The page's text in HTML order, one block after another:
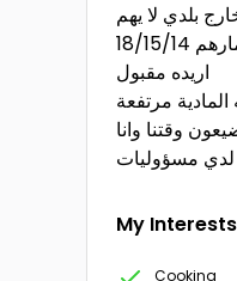
بلدي لا يهم
14
اريده مقبول
مرتفعة
وقتنا وانا
لدي مسؤوليات
My Interests
Cooking